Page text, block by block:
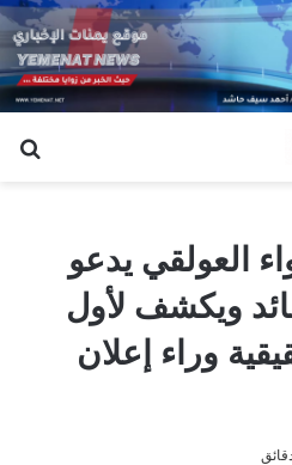
العولقي يدعو
ويكشف لأول
وراء إعلان